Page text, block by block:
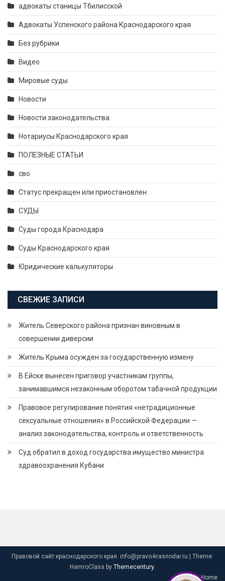
адвокаты станицы Тбилисской
Адвокаты Успенского района Краснодарского края
Без рубрики
Видео
Мировые суды
Новости
Новости законодательства
Нотариусы Краснодарского края
ПОЛЕЗНЫЕ СТАТЬИ
сво
Статус прекращен или приостановлен
СУДЫ
Суды города Краснодара
Суды Краснодарского края
Юридические калькуляторы
СВЕЖИЕ ЗАПИСИ
Житель Северского района признан виновным в
совершении диверсии
Житель Крыма осужден за государственную измену
В Ейске вынесен приговор участникам группы,
занимавшимся незаконным оборотом табачной продукции
Правовое регулирование понятия «нетрадиционные
сексуальные отношения» в Российской Федерации —
анализ законодательства, контроль и ответственность
Суд обратил в доход государства имущество министра
здравоохранения Кубани
Правовой сайт краснодарского края. info@pravo-krasnodar.ru
Theme:
HamroClass by Themecentury.
Home